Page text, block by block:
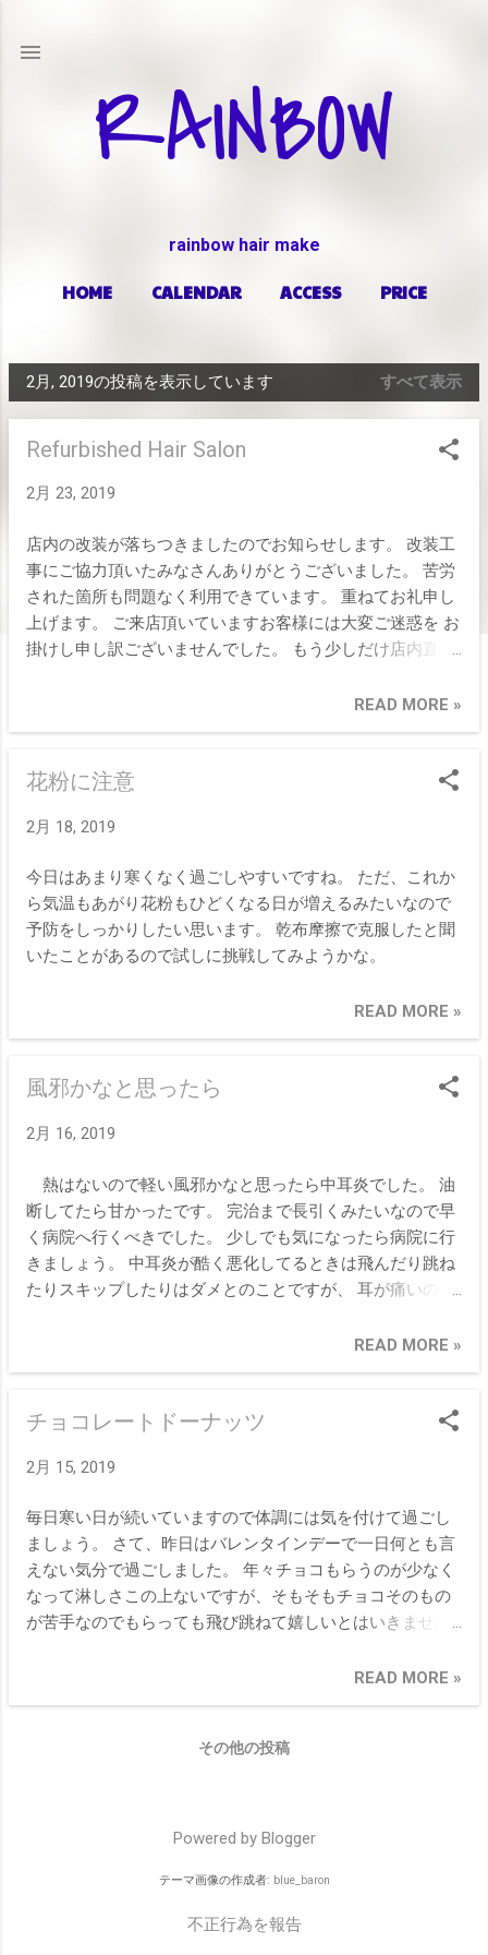
RAINBOW
rainbow hair make
HOME CALENDAR ACCESS
PRICE
投
稿
2月, 2019の投稿を表示しています すべて表示
Refurbished Hair Salon
2月 23, 2019
店内の改装が落ちつきましたのでお知らせします。 改装工
事にご協力頂いたみなさんありがとうございました。 苦労
された箇所も問題なく利用できています。 重ねてお礼申し
上げます。 ご来店頂いていますお客様には大変ご迷惑を お
掛けし申し訳ございませんでした。 もう少しだけ店内直す
げます。 これからもお客様が快適にご利用できるヘアサロ
READ MORE »
花粉に注意
2月 18, 2019
今日はあまり寒くなく過ごしやすいですね。 ただ、これか
ら気温もあがり花粉もひどくなる日が増えるみたいなので
予防をしっかりしたい思います。 乾布摩擦で克服したと聞
いたことがあるので試しに挑戦してみようかな。
READ MORE »
風邪かなと思ったら
2月 16, 2019
熱はないので軽い風邪かなと思ったら中耳炎でした。 油
断してたら甘かったです。 完治まで長引くみたいなので早
く病院へ行くべきでした。 少しでも気になったら病院に行
きましょう。 中耳炎が酷く悪化してるときは飛んだり跳ね
たりスキップしたりはダメとのことですが、 耳が痛いのに
READ MORE »
チョコレートドーナッツ
2月 15, 2019
毎日寒い日が続いていますので体調には気を付けて過ごし
ましょう。 さて、昨日はバレンタインデーで一日何とも言
えない気分で過ごしました。 年々チョコもらうのが少なく
なって淋しさこの上ないですが、そもそもチョコそのもの
が苦手なのでもらっても飛び跳ねて嬉しいとはいきません
せいで変な気持ちで一日過ごさねばなりません。 それはさ
ておき、今朝のニュースで同性婚のことが出ていました。
ないのでしょう。 救われるべき子供たちに希望の未来を見
や周りの人たちなど、ストレートに描き出しています。同
ニュースを見ていたら映画のラストがよみがえりおもわず
READ MORE »
その他の投稿
Powered by Blogger
テーマ画像の作成者: blue_baron
不正行為を報告